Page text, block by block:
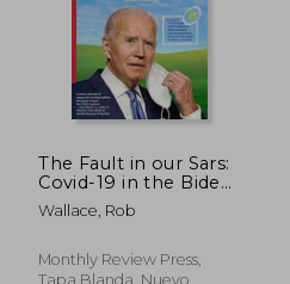
The Fault in our Sars:
Covid-19 in the Biden
era (en Inglés)
Wallace, Rob
Monthly Review Press,
Tapa Blanda, Nuevo